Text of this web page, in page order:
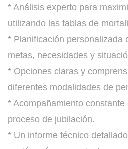
* Análisis experto para
utilizando las tablas de
* Planificación personalizada
metas, necesidades y
* Opciones claras y
diferentes modalidades de
* Acompañamiento constante
proceso de jubilación.
* Un informe técnico